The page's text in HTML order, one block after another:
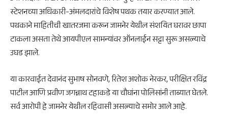
स्टेशनच्या अधिकारी-अंमलदारांचे विशेष पथक तयार करण्यात आले.
पथकाने माहितीची खातरजमा करून जामनेर येथील संशयित घरावर छापा
टाकला असता तेथे आयपीएल सामन्यांवर ऑनलाईन सट्टा सुरू असल्याचे
उघड झाले.
या कारवाईत देवानंद सुभाष सोनवणे, रितेश अशोक नेरकर, परीक्षित रविंद्र
पाटील आणि प्रवीण जगन्नाथ टहाकडे या चौघांना पोलिसांनी ताब्यात घेतले.
सर्व आरोपी हे जामनेर येथील रहिवासी असल्याचे समोर आले आहे.